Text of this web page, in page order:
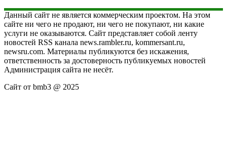
Данный сайт не является коммерческим проектом. На этом
сайте ни чего не продают, ни чего не покупают, ни какие
услуги не оказываются. Сайт представляет собой ленту
новостей RSS канала news.rambler.ru, kommersant.ru,
newsru.com. Материалы публикуются без искажения,
ответственность за достоверность публикуемых новостей
Администрация сайта не несёт.
Сайт от bmb3 @ 2025